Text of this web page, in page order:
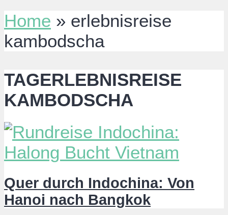
Home » erlebnisreise
kambodscha
TAGERLEBNISREISE
KAMBODSCHA
Quer durch Indochina: Von
Hanoi nach Bangkok